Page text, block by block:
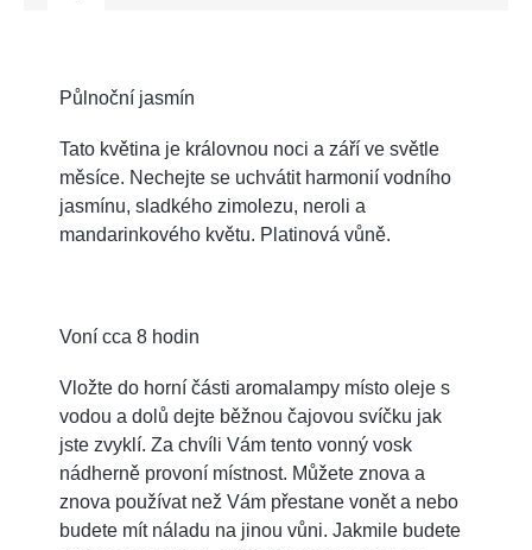
Půlnoční jasmín
Tato květina je královnou noci a září ve světle
měsíce. Nechejte se uchvátit harmonií vodního
jasmínu, sladkého zimolezu, neroli a
mandarinkového květu. Platinová vůně.
Voní cca 8 hodin
Vložte do horní části aromalampy místo oleje s
vodou a dolů dejte běžnou čajovou svíčku jak
jste zvyklí. Za chvíli Vám tento vonný vosk
nádherně provoní místnost. Můžete znova a
znova používat než Vám přestane vonět a nebo
budete mít náladu na jinou vůni. Jakmile budete